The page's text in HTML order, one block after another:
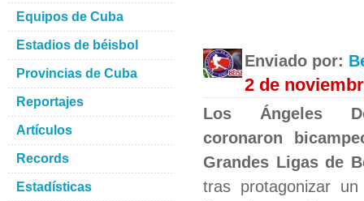
Enviado por:
2 de
Los Ángeles
coronaron
Grandes Ligas de
tras protagonizar
Equipos de Cuba
Estadios de béisbol
Provincias de Cuba
Reportajes
Artículos
Records
Estadísticas